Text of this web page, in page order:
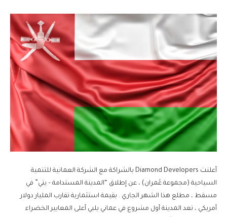
أعلنت Diamond Developers بالشراكة مع الشركة العمانية للتنمية
السياحية (مجموعة عُمران) ، عن إطلاق “المدينة المستدامة – يتي” في
مسقط ، مطلع هذا الشهر الجاري . بقيمة استثمارية تقارب المليار دولار
أمريكي ، تعد المدينة أول مشروع في عماني يلبي أعلى المعايير الخضراء